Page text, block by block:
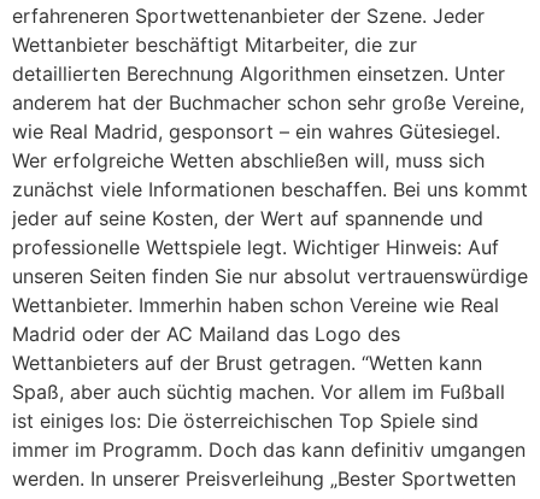
erfahreneren Sportwettenanbieter der Szene. Jeder
Wettanbieter beschäftigt Mitarbeiter, die zur
detaillierten Berechnung Algorithmen einsetzen. Unter
anderem hat der Buchmacher schon sehr große Vereine,
wie Real Madrid, gesponsort – ein wahres Gütesiegel.
Wer erfolgreiche Wetten abschließen will, muss sich
zunächst viele Informationen beschaffen. Bei uns kommt
jeder auf seine Kosten, der Wert auf spannende und
professionelle Wettspiele legt. Wichtiger Hinweis: Auf
unseren Seiten finden Sie nur absolut vertrauenswürdige
Wettanbieter. Immerhin haben schon Vereine wie Real
Madrid oder der AC Mailand das Logo des
Wettanbieters auf der Brust getragen. “Wetten kann
Spaß, aber auch süchtig machen. Vor allem im Fußball
ist einiges los: Die österreichischen Top Spiele sind
immer im Programm. Doch das kann definitiv umgangen
werden. In unserer Preisverleihung „Bester Sportwetten